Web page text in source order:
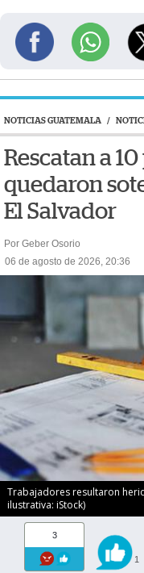
NOTICIAS GUATEMALA /
Rescatan a
quedaron
El Salvador
Por Geber Osorio
06 de agosto de 2026, 20:36
Trabajadores resultaron
ilustrativa: iStock)
3
1